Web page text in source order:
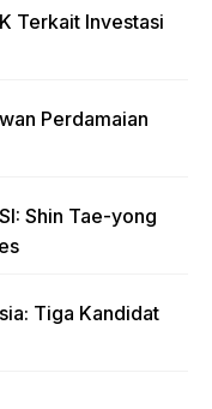
Terkait Investasi
Perdamaian
Shin Tae-yong
Tiga Kandidat